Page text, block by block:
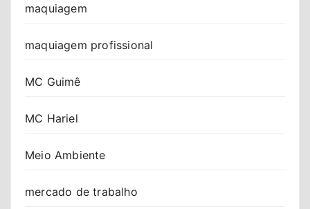
maquiagem
maquiagem profissional
MC Guimê
MC Hariel
Meio Ambiente
mercado de trabalho